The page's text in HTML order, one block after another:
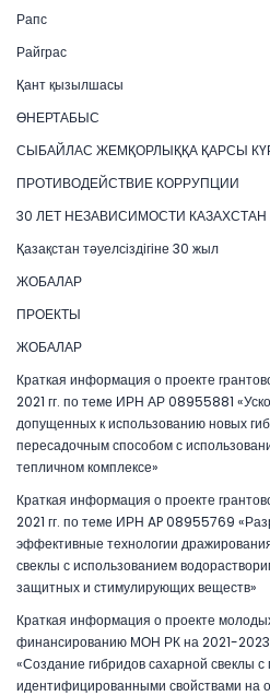
Рапс
Райграс
Қант қызылшасы
ӨНЕРТАБЫС
СЫБАЙЛАС ЖЕМҚОРЛЫҚҚА ҚАРСЫ
ПРОТИВОДЕЙСТВИЕ КОРРУПЦИИ
30 ЛЕТ НЕЗАВИСИМОСТИ КАЗАХСТАН
Қазақстан тәуелсіздігіне 30 жыл
ЖОБАЛАР
ПРОЕКТЫ
ЖОБАЛАР
Краткая информация о проекте
2021 гг. по теме ИРН АР 08955881
допущенных к использованию новых
пересадочным способом с
тепличном комплексе»
Краткая информация о проекте
2021 гг. по теме ИРН AP 08955769
эффективные технологии
свеклы с использованием
защитных и стимулирующих веществ»
Краткая информация о проекте
финансированию МОН РК на 2021-
«Создание гибридов сахарной свеклы с
идентифицированными свойствами на